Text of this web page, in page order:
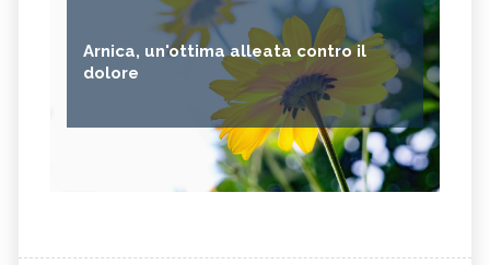
Arnica, un'ottima alleata contro il
dolore